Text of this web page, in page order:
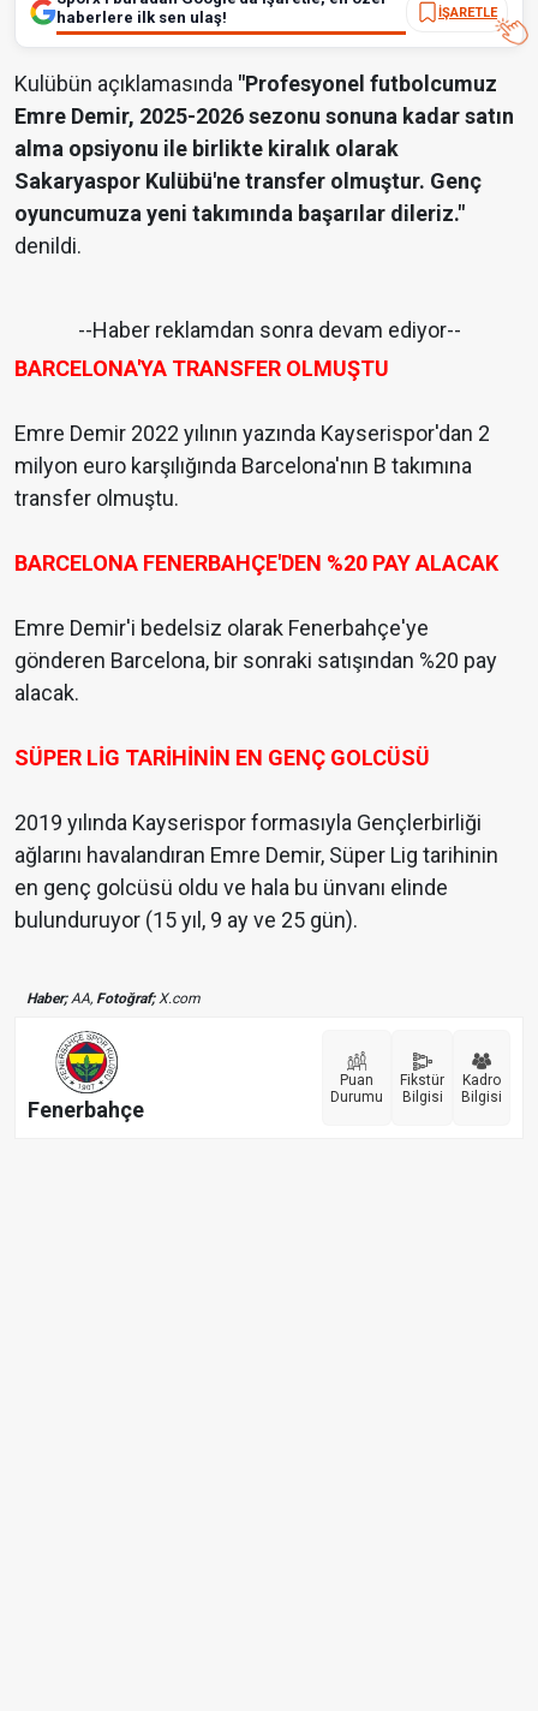
haberlere ilk sen ulaş!
İŞARETLE
Kulübün açıklamasında "Profesyonel futbolcumuz
Emre Demir, 2025-2026 sezonu sonuna kadar satın
alma opsiyonu ile birlikte kiralık olarak
Sakaryaspor Kulübü'ne transfer olmuştur. Genç
oyuncumuza yeni takımında başarılar dileriz."
denildi.
--Haber reklamdan sonra devam ediyor--
BARCELONA'YA TRANSFER OLMUŞTU
Emre Demir 2022 yılının yazında Kayserispor'dan 2
milyon euro karşılığında Barcelona'nın B takımına
transfer olmuştu.
BARCELONA FENERBAHÇE'DEN %20 PAY ALACAK
Emre Demir'i bedelsiz olarak Fenerbahçe'ye
gönderen Barcelona, bir sonraki satışından %20 pay
alacak.
SÜPER LİG TARİHİNİN EN GENÇ GOLCÜSÜ
2019 yılında Kayserispor formasıyla Gençlerbirliği
ağlarını havalandıran Emre Demir, Süper Lig tarihinin
en genç golcüsü oldu ve hala bu ünvanı elinde
bulunduruyor (15 yıl, 9 ay ve 25 gün).
Haber;AA, Fotoğraf;X.com
Fenerbahçe
Puan
Durumu
Fikstür
Bilgisi
Kadro
Bilgisi